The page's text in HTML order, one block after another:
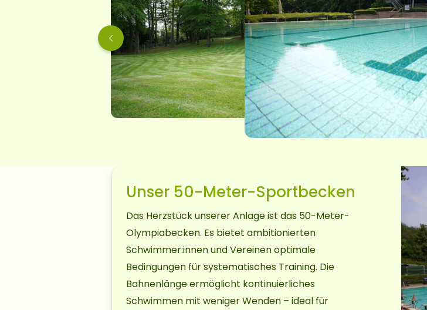
Unser 50-Meter-Sportbecken
Das Herzstück unserer Anlage ist das 50-Meter-
Olympiabecken. Es bietet ambitionierten
Schwimmer:innen und Vereinen optimale
Bedingungen für systematisches Training. Die
Bahnenlänge ermöglicht kontinuierliches
Schwimmen mit weniger Wenden – ideal für